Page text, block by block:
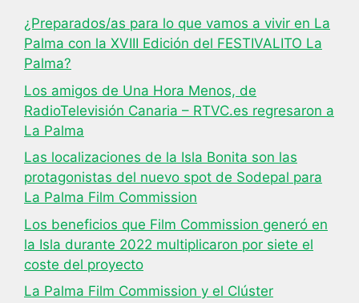
¿Preparados/as para lo que vamos a vivir en La
Palma con la XVIII Edición del FESTIVALITO La
Palma?
Los amigos de Una Hora Menos, de
RadioTelevisión Canaria – RTVC.es regresaron a
La Palma
Las localizaciones de la Isla Bonita son las
protagonistas del nuevo spot de Sodepal para
La Palma Film Commission
Los beneficios que Film Commission generó en
la Isla durante 2022 multiplicaron por siete el
coste del proyecto
La Palma Film Commission y el Clúster